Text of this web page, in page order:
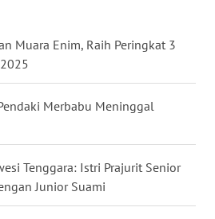
Muara Enim, Raih Peringkat 3
Merbabu Meninggal
Tenggara: Istri Prajurit Senior
Junior Suami